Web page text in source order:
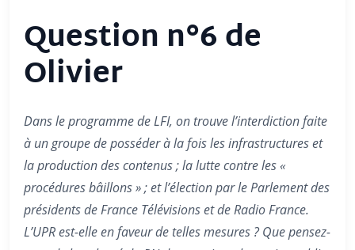
Question n°6 de
Olivier
Dans le programme de LFI, on trouve l’interdiction faite
à un groupe de posséder à la fois les infrastructures et
la production des contenus ; la lutte contre les «
procédures bâillons » ; et l’élection par le Parlement des
présidents de France Télévisions et de Radio France.
L’UPR est-elle en faveur de telles mesures ? Que pensez-